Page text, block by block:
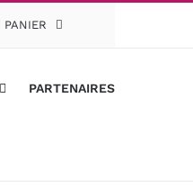
PANIER
PARTENAIRES